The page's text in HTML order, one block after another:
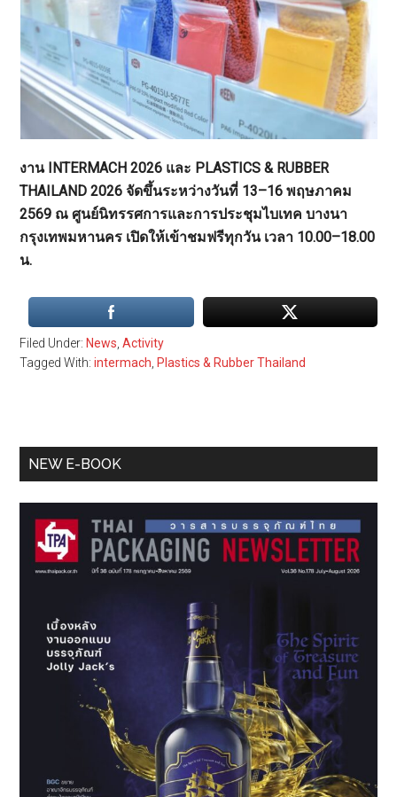
งาน INTERMACH 2026 และ PLASTICS & RUBBER
THAILAND 2026 จัดขึ้นระหว่างวันที่ 13–16 พฤษภาคม
2569 ณ ศูนย์นิทรรศการและการประชุมไบเทค บางนา
กรุงเทพมหานคร เปิดให้เข้าชมฟรีทุกวัน เวลา 10.00–18.00
น.
Filed Under: News ,Activity
Tagged With:intermach Plastics & Rubber Thailand
Primary
NEW E-BOOK